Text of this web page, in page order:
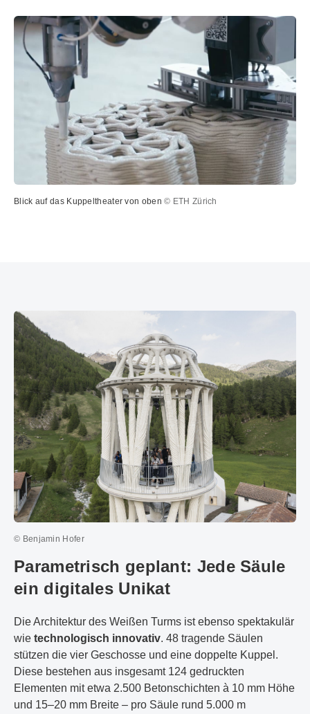
Blick auf das Kuppeltheater von oben © ETH Zürich
© Benjamin Hofer
Parametrisch geplant: Jede Säule
ein digitales Unikat
Die Architektur des Weißen Turms ist ebenso spektakulär
wie technologisch innovativ. 48 tragende Säulen
stützen die vier Geschosse und eine doppelte Kuppel.
Diese bestehen aus insgesamt 124 gedruckten
Elementen mit etwa 2.500 Betonschichten à 10 mm Höhe
und 15–20 mm Breite – pro Säule rund 5.000 m